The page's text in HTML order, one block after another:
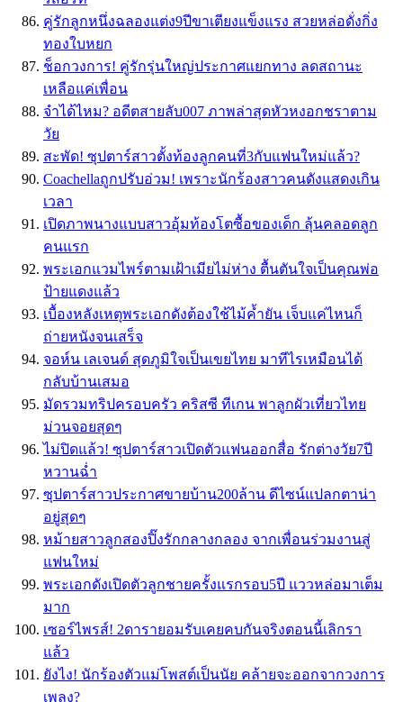
คู่รักลูกหนึ่งฉลองแต่ง9ปีขาเตียงแข็งแรง สวยหล่อดั่งกิ่ง
ทองใบหยก
ช็อกวงการ! คู่รักรุ่นใหญ่ประกาศแยกทาง ลดสถานะ
เหลือแค่เพื่อน
จำได้ไหม? อดีตสายลับ007 ภาพล่าสุดหัวหงอกชราตาม
วัย
สะพัด! ซุปตาร์สาวตั้งท้องลูกคนที่3กับแฟนใหม่แล้ว?
Coachellaถูกปรับอ่วม! เพราะนักร้องสาวคนดังแสดงเกิน
เวลา
เปิดภาพนางแบบสาวอุ้มท้องโตซื้อของเด็ก ลุ้นคลอดลูก
คนแรก
พระเอกแวมไพร์ตามเฝ้าเมียไม่ห่าง ตื้นตันใจเป็นคุณพ่อ
ป้ายแดงแล้ว
เบื้องหลังเหตุพระเอกดังต้องใช้ไม้ค้ำยัน เจ็บแค่ไหนก็
ถ่ายหนังจนเสร็จ
จอห์น เลเจนด์ สุดภูมิใจเป็นเขยไทย มาทีไรเหมือนได้
กลับบ้านเสมอ
มัดรวมทริปครอบครัว คริสซี ทีเกน พาลูกผัวเที่ยวไทย
ม่วนจอยสุดๆ
ไม่ปิดแล้ว! ซุปตาร์สาวเปิดตัวแฟนออกสื่อ รักต่างวัย7ปี
หวานฉ่ำ
ซุปตาร์สาวประกาศขายบ้าน200ล้าน ดีไซน์แปลกตาน่า
อยู่สุดๆ
หม้ายสาวลูกสองปิ๊งรักกลางกลอง จากเพื่อนร่วมงานสู่
แฟนใหม่
พระเอกดังเปิดตัวลูกชายครั้งแรกรอบ5ปี แววหล่อมาเต็ม
มาก
เซอร์ไพรส์! 2ดารายอมรับเคยคบกันจริงตอนนี้เลิกรา
แล้ว
ยังไง! นักร้องตัวแม่โพสต์เป็นนัย คล้ายจะออกจากวงการ
เพลง?